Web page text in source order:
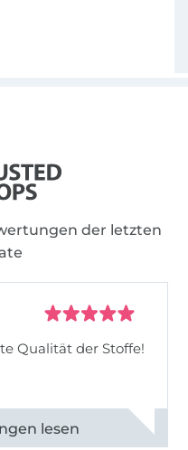
der letzten
Qualität der Stoffe!
ansehen